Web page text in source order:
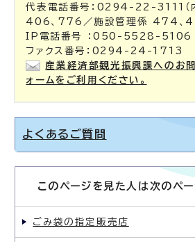
代表電話番号：0294-22-3111（
406、776／施設管理係 474、
IP電話番号 ：050-5528-5106
ファクス番号：0294-24-1713
産業経済部観光振興課へのお
ォームをご利用ください。
よくあるご質問
このページを見た人は次のペ
ごみ袋の指定販売店